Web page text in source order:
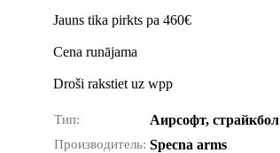
Jauns tika pirkts pa 460€
Cena runājama
Droši rakstiet uz wpp
Тип: Аирсофт, страйкбол
Производитель: Specna arms